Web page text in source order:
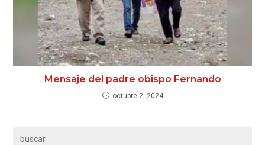
Mensaje del padre obispo Fernando
octubre 2, 2024